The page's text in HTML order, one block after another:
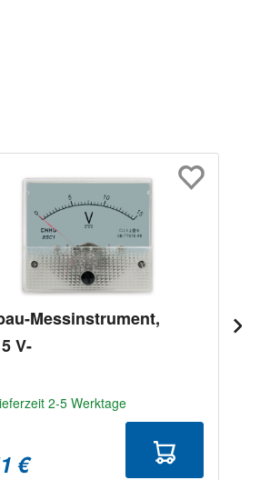
Messinstrument,
V-
2-5 Werktage
€